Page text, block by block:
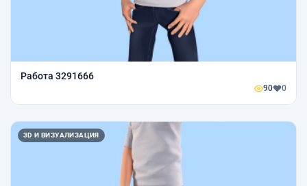
Работа 3291666
90 0
3D И ВИЗУАЛИЗАЦИЯ